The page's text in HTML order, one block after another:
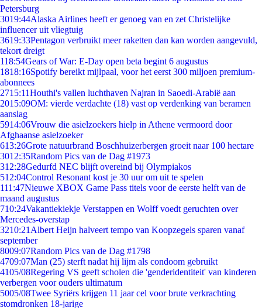
Petersburg
3019:44Alaska Airlines heeft er genoeg van en zet Christelijke
influencer uit vliegtuig
3619:33Pentagon verbruikt meer raketten dan kan worden aangevuld,
tekort dreigt
118:54Gears of War: E-Day open beta begint 6 augustus
1818:16Spotify bereikt mijlpaal, voor het eerst 300 miljoen premium-
abonnees
2715:11Houthi's vallen luchthaven Najran in Saoedi-Arabië aan
2015:09OM: vierde verdachte (18) vast op verdenking van beramen
aanslag
5914:06Vrouw die asielzoekers hielp in Athene vermoord door
Afghaanse asielzoeker
613:26Grote natuurbrand Boschhuizerbergen groeit naar 100 hectare
3012:35Random Pics van de Dag #1973
312:28Gedurfd NEC blijft overeind bij Olympiakos
512:04Control Resonant kost je 30 uur om uit te spelen
111:47Nieuwe XBOX Game Pass titels voor de eerste helft van de
maand augustus
710:24Vakantiekiekje Verstappen en Wolff voedt geruchten over
Mercedes-overstap
3210:21 Albert Heijn halveert tempo van Koopzegels sparen vanaf
september
8009:07Random Pics van de Dag #1798
4709:07Man (25) sterft nadat hij lijm als condoom gebruikt
4105/08Regering VS geeft scholen die 'genderidentiteit' van kinderen
verbergen voor ouders ultimatum
5005/08Twee Syriërs krijgen 11 jaar cel voor brute verkrachting
stomdronken 18-jarige